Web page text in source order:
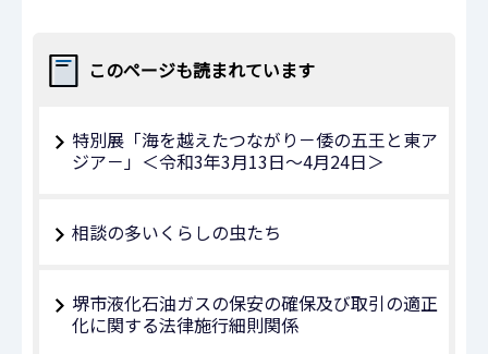
このページも読まれています
特別展「海を越えたつながり－倭の五王と東ア
ジア－」＜令和3年3月13日～4月24日＞
相談の多いくらしの虫たち
堺市液化石油ガスの保安の確保及び取引の適正
化に関する法律施行細則関係